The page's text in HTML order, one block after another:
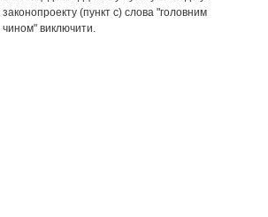
законопроекту (пункт с) слова "головним
чином" виключити.